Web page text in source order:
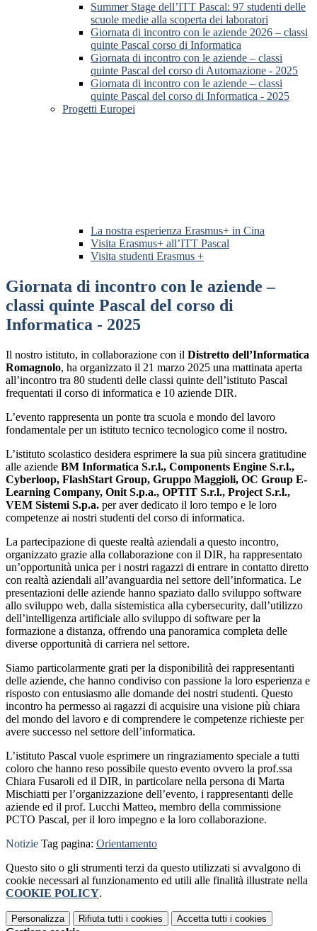
Summer Stage dell’ITT Pascal: 97 studenti delle
scuole medie alla scoperta dei laboratori
Giornata di incontro con le aziende 2026 – classi
quinte Pascal corso di Informatica
Giornata di incontro con le aziende – classi
quinte Pascal del corso di Automazione - 2025
Giornata di incontro con le aziende – classi
quinte Pascal del corso di Informatica - 2025
Progetti Europei
La nostra esperienza Erasmus+ in Cina
Visita Erasmus+ all’ITT Pascal
Visita studenti Erasmus +
Giornata di incontro con le aziende –
classi quinte Pascal del corso di
Informatica - 2025
Il nostro istituto, in collaborazione con il Distretto dell’Informatica
Romagnolo, ha organizzato il 21 marzo 2025 una mattinata aperta
all’incontro tra 80 studenti delle classi quinte dell’istituto Pascal
frequentati il corso di informatica e 10 aziende DIR.
L’evento rappresenta un ponte tra scuola e mondo del lavoro
fondamentale per un istituto tecnico tecnologico come il nostro.
L’istituto scolastico desidera esprimere la sua più sincera gratitudine
alle aziende BM Informatica S.r.l., Components Engine S.r.l.,
Cyberloop, FlashStart Group, Gruppo Maggioli, OC Group E-
Learning Company, Onit S.p.a., OPTIT S.r.l., Project S.r.l.,
VEM Sistemi S.p.a. per aver dedicato il loro tempo e le loro
competenze ai nostri studenti del corso di informatica.
La partecipazione di queste realtà aziendali a questo incontro,
organizzato grazie alla collaborazione con il DIR, ha rappresentato
un’opportunità unica per i nostri ragazzi di entrare in contatto diretto
con realtà aziendali all’avanguardia nel settore dell’informatica. Le
presentazioni delle aziende hanno spaziato dallo sviluppo software
allo sviluppo web, dalla sistemistica alla cybersecurity, dall’utilizzo
dell’intelligenza artificiale allo sviluppo di software per la
formazione a distanza, offrendo una panoramica completa delle
diverse opportunità di carriera nel settore.
Siamo particolarmente grati per la disponibilità dei rappresentanti
delle aziende, che hanno condiviso con passione la loro esperienza e
risposto con entusiasmo alle domande dei nostri studenti. Questo
incontro ha permesso ai ragazzi di acquisire una visione più chiara
del mondo del lavoro e di comprendere le competenze richieste per
avere successo nel settore dell’informatica.
L’istituto Pascal vuole esprimere un ringraziamento speciale a tutti
coloro che hanno reso possibile questo evento ovvero la prof.ssa
Chiara Fusaroli ed il DIR, in particolare nella persona di Marta
Mischiatti per l’organizzazione dell’evento, i rappresentanti delle
aziende ed il prof. Lucchi Matteo, membro della commissione
PCTO Pascal, per il loro impegno e la loro collaborazione.
Notizie Tag pagina: Orientamento
Questo sito o gli strumenti terzi da questo utilizzati si avvalgono di
cookie necessari al funzionamento ed utili alle finalità illustrate nella
COOKIE POLICY.
Personalizza Rifiuta tutti i cookies Accetta tutti i cookies